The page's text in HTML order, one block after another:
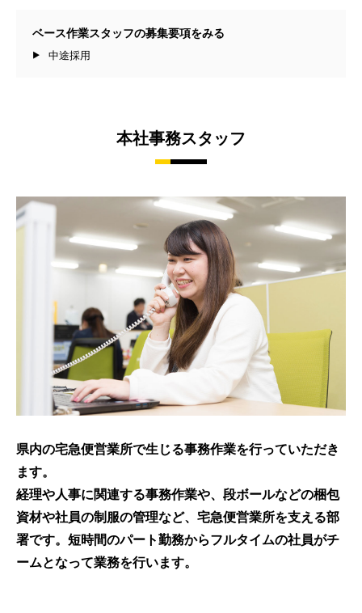
ベース作業スタッフの募集要項をみる
中途採用
本社事務スタッフ
県内の宅急便営業所で生じる事務作業を行っていただき
ます。
経理や人事に関連する事務作業や、段ボールなどの梱包
資材や社員の制服の管理など、宅急便営業所を支える部
署です。短時間のパート勤務からフルタイムの社員がチ
ームとなって業務を行います。